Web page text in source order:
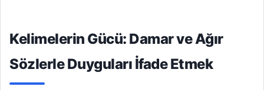
Kelimelerin Gücü: Damar ve Ağır
Sözlerle Duyguları İfade Etmek